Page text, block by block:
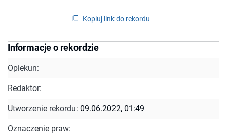
Kopiuj link do rekordu
Informacje o rekordzie
Opiekun:
Redaktor:
Utworzenie rekordu: 09.06.2022, 01:49
Oznaczenie praw: